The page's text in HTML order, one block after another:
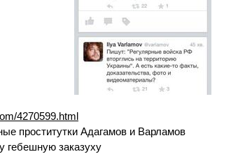
4270599.html
проститутки Адагамов и Варламов
гебешную заказуху